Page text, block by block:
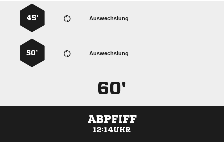
Auswechslung
45’
Auswechslung
50’
60'
ABPFIFF
12:14UHR